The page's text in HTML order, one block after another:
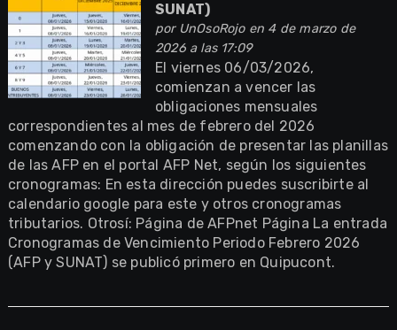
SUNAT)
por UnOsoRojoen 4 de marzo de
2026 a las 17:09
El viernes 06/03/2026,
comienzan a vencer las
obligaciones mensuales
correspondientes al mes de febrero del 2026
comenzando con la obligación de presentar las planillas
de las AFP en el portal AFP Net, según los siguientes
cronogramas: En esta dirección puedes suscribirte al
calendario google para este y otros cronogramas
tributarios. Otrosí: Página de AFPnet Página La entrada
Cronogramas de Vencimiento Periodo Febrero 2026
(AFP y SUNAT) se publicó primero en Quipucont.